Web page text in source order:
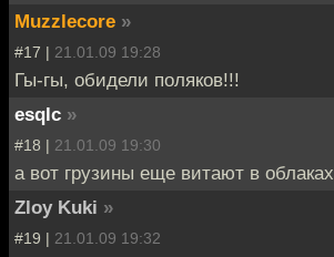
Muzzlecore »
#17 | 21.01.09 19:28
Гы-гы, обидели поляков!!!
esqlc »
#18 | 21.01.09 19:30
а вот грузины еще витают в облаках
Zloy Kuki »
#19 | 21.01.09 19:32